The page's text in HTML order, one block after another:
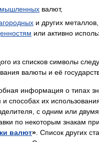
валют,
и других
или активно
из списков символы
валюты и её
информация о типах
способах их
с одним или
по некоторым знакам
валют» . Список других